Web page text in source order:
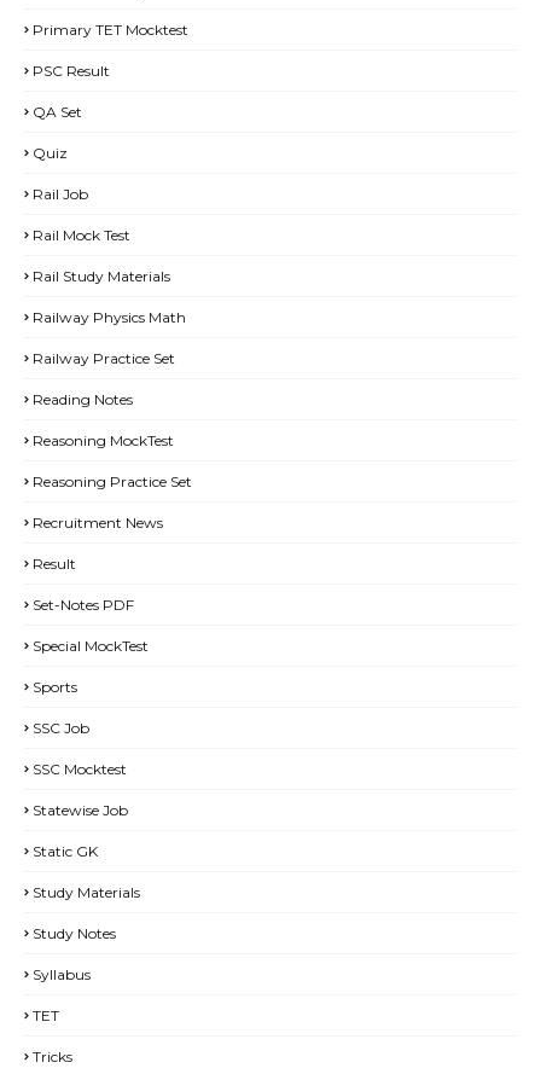
Primary TET Mocktest
PSC Result
QA Set
Quiz
Rail Job
Rail Mock Test
Rail Study Materials
Railway Physics Math
Railway Practice Set
Reading Notes
Reasoning MockTest
Reasoning Practice Set
Recruitment News
Result
Set-Notes PDF
Special MockTest
Sports
SSC Job
SSC Mocktest
Statewise Job
Static GK
Study Materials
Study Notes
Syllabus
TET
Tricks